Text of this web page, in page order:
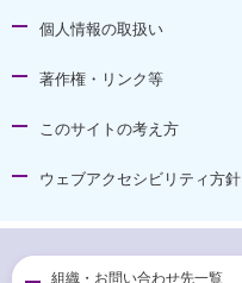
個人情報の取扱い
著作権・リンク等
このサイトの考え方
ウェブアクセシビリティ方針
組織・お問い合わせ先一覧